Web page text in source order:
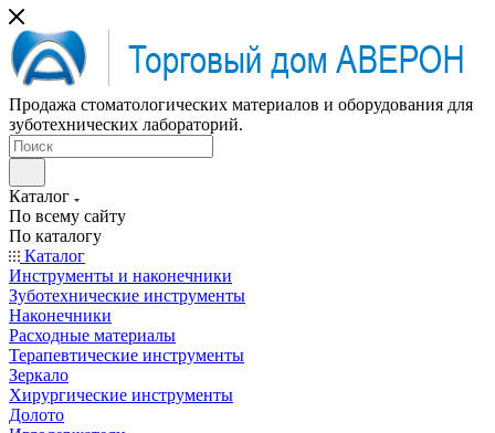
Продажа стоматологических материалов и оборудования для
зуботехнических лабораторий.
Каталог
По всему сайту
По каталогу
Каталог
Инструменты и наконечники
Зуботехнические инструменты
Наконечники
Расходные материалы
Терапевтические инструменты
Зеркало
Хирургические инструменты
Долото